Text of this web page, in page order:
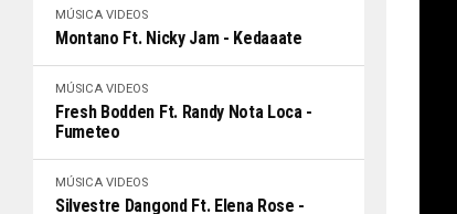
MÚSICA VIDEOS
Montano Ft. Nicky Jam - Kedaaate
MÚSICA VIDEOS
Fresh Bodden Ft. Randy Nota Loca -
Fumeteo
MÚSICA VIDEOS
Silvestre Dangond Ft. Elena Rose -